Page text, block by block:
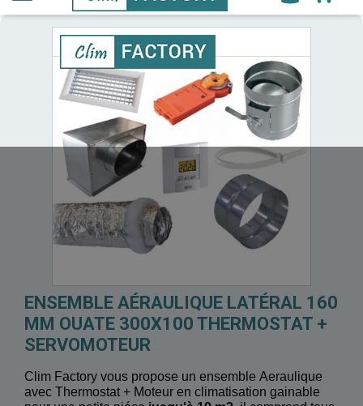
ENSEMBLE AÉRAULIQUE LATÉRAL 160
MM OUATE 300X100 THERMOSTAT +
SERVOMOTEUR
Clim Factory vous propose un ensemble Aeraulique
avec Thermostat + Moteur en climatisation gainable